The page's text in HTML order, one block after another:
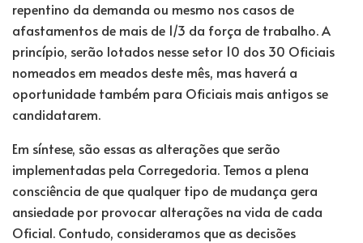
repentino da demanda ou mesmo nos casos de
afastamentos de mais de 1/3 da força de trabalho. A
princípio, serão lotados nesse setor 10 dos 30 Oficiais
nomeados em meados deste mês, mas haverá a
oportunidade também para Oficiais mais antigos se
candidatarem.
Em síntese, são essas as alterações que serão
implementadas pela Corregedoria. Temos a plena
consciência de que qualquer tipo de mudança gera
ansiedade por provocar alterações na vida de cada
Oficial. Contudo, consideramos que as decisões